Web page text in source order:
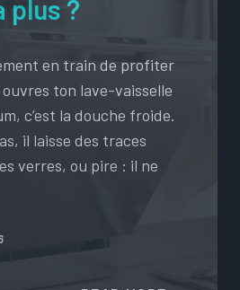
plus ?
en train de profiter
ton lave-vaisselle
c’est la douche froide.
il laisse des traces
verres, ou pire : il ne